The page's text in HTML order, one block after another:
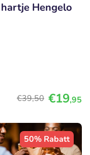
Hengelo
€39,50 €19,95
50% Rabatt